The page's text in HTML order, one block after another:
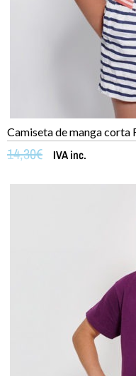
Camiseta de manga
14,30€ IVA inc.